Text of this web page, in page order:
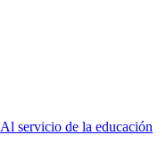
Al servicio de la educación